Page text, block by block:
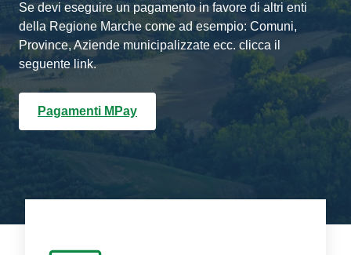
Se devi eseguire un pagamento in favore di altri enti
della Regione Marche come ad esempio: Comuni,
Province, Aziende municipalizzate ecc. clicca il
seguente link.
Pagamenti MPay